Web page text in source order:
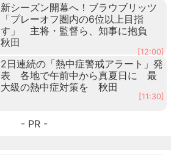
新シーズン開幕へ！ブラウブリッツ
「プレーオフ圏内の6位以上目指
す」 主将・監督ら、知事に抱負
秋田
[12:00]
2日連続の「熱中症警戒アラート」発
表 各地で午前中から真夏日に 最
大級の熱中症対策を 秋田
[11:30]
- PR -